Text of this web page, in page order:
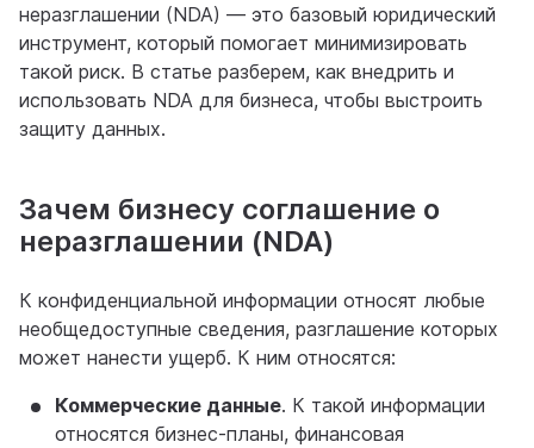
неразглашении (NDA) — это базовый юридический
инструмент, который помогает минимизировать
такой риск. В статье разберем, как внедрить и
использовать NDA для бизнеса, чтобы выстроить
защиту данных.
Зачем бизнесу соглашение о
неразглашении (NDA)
К конфиденциальной информации относят любые
необщедоступные сведения, разглашение которых
может нанести ущерб. К ним относятся:
Коммерческие данные. К такой информации
относятся бизнес-планы, финансовая